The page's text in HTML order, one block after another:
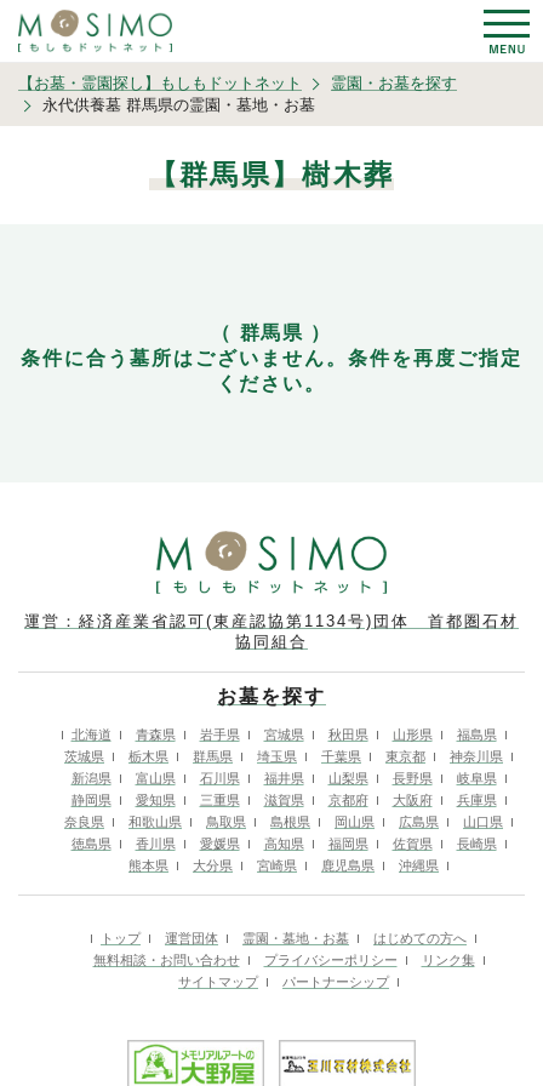
【お墓・霊園探し】もしもドットネット
霊園・お墓を探す
永代供養墓 群馬県の霊園・墓地・お墓
【群馬県】樹木葬
（ 群馬県 ）
条件に合う墓所はございません。条件を再度ご指定
ください。
運営：経済産業省認可(東産認協第1134号)団体 首都圏石材
協同組合
お墓を探す
北海道 青森県 岩手県 宮城県 秋田県 山形県
福島県
茨城県
栃木県 群馬県 埼玉県 千葉県 東京都
神奈川県
新潟県
富山県 石川県 福井県 山梨県 長野県
岐阜県
静岡県
愛知県 三重県 滋賀県 京都府 大阪府
兵庫県
奈良県
和歌山県 鳥取県 島根県 岡山県 広島県
山口県
徳島県
香川県 愛媛県 高知県 福岡県 佐賀県
長崎県
熊本県
大分県 宮崎県 鹿児島県 沖縄県
トップ 運営団体 霊園・墓地・お墓
はじめての方へ
無料相談・お問い合わせ
プライバシーポリシー
リンク集
サイトマップ
パートナーシップ